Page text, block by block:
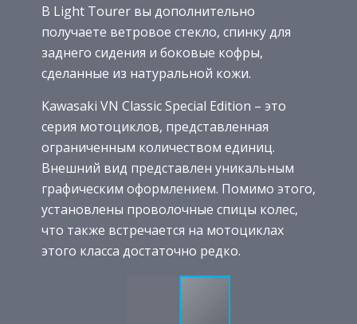
В Light Tourer вы дополнительно
получаете ветровое стекло, спинку для
заднего сидения и боковые кофры,
сделанные из натуральной кожи.
Kawasaki VN Classic Special Edition – это
серия мотоциклов, представленная
ограниченным количеством единиц.
Внешний вид представлен уникальным
графическим оформлением. Помимо этого,
установлены проволочные спицы колес,
что также встречается на мотоциклах
этого класса достаточно редко.